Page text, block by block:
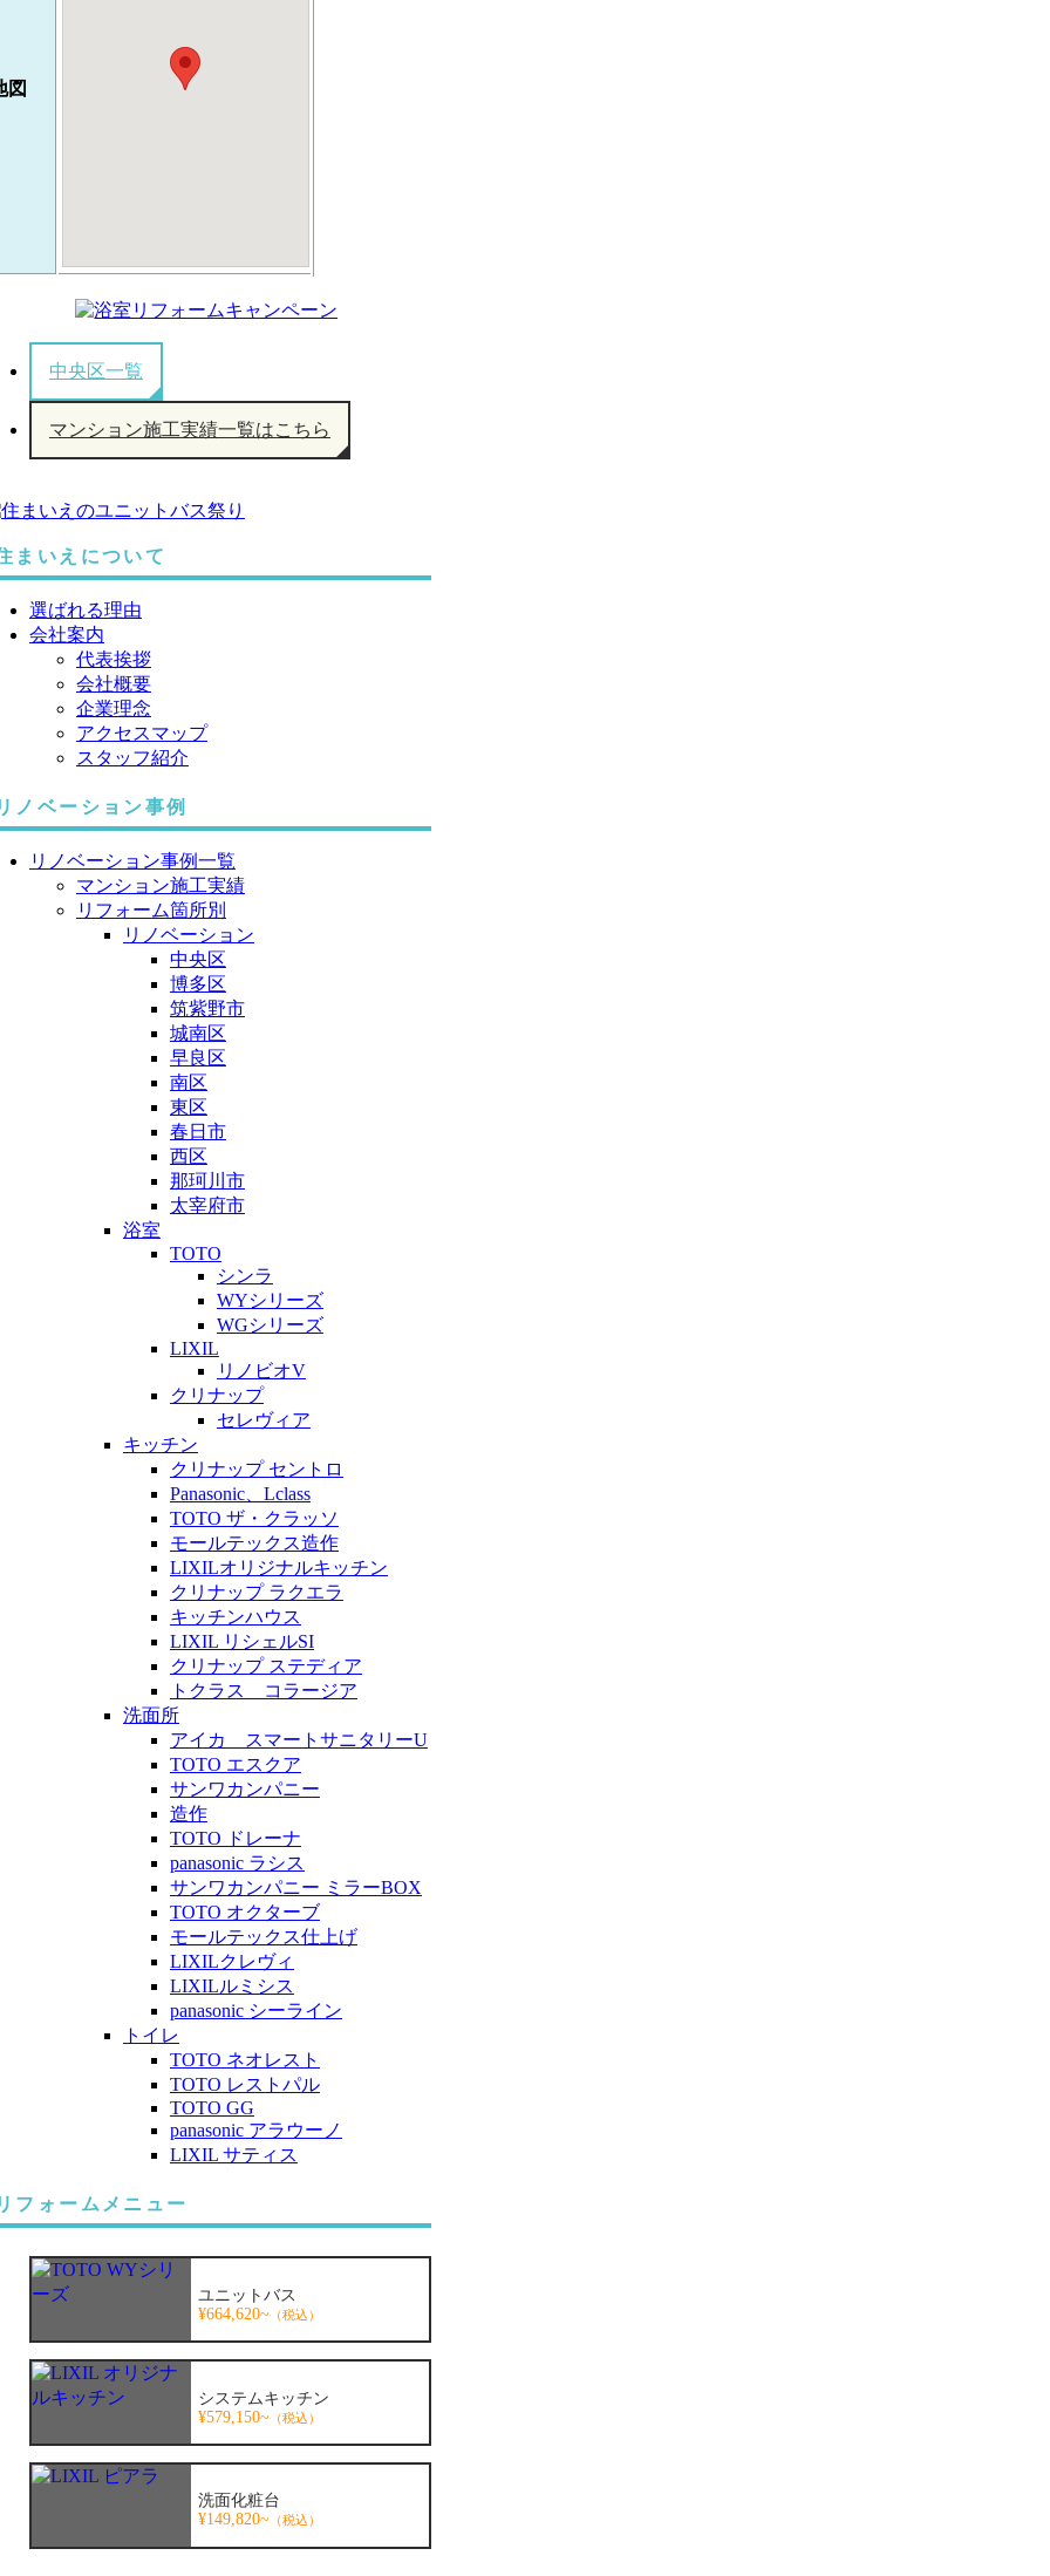
図
中央区一覧
マンション施工実績一覧はこちら
まいえについて
選ばれる理由
会社案内
代表挨拶
会社概要
企業理念
アクセスマップ
スタッフ紹介
ノベーション事例
リノベーション事例一覧
マンション施工実績
リフォーム箇所別
リノベーション
中央区
博多区
筑紫野市
城南区
早良区
南区
東区
春日市
西区
那珂川市
太宰府市
浴室
TOTO
シンラ
WYシリーズ
WGシリーズ
LIXIL
リノビオV
クリナップ
セレヴィア
キッチン
クリナップ セントロ
Panasonic、Lclass
TOTO ザ・クラッソ
モールテックス造作
LIXILオリジナルキッチン
クリナップ ラクエラ
キッチンハウス
LIXIL リシェルSI
クリナップ ステディア
トクラス コラージア
洗面所
アイカ スマートサニタリーU
TOTO エスクア
サンワカンパニー
造作
TOTO ドレーナ
panasonic ラシス
サンワカンパニー ミラーBOX
TOTO オクターブ
モールテックス仕上げ
LIXILクレヴィ
LIXILルミシス
panasonic シーライン
トイレ
TOTO ネオレスト
TOTO レストパル
TOTO GG
panasonic アラウーノ
LIXIL サティス
フォームメニュー
ユニットバス
¥664,620~ （税込）
システムキッチン
¥579,150~ （税込）
洗面化粧台
¥149,820~ （税込）